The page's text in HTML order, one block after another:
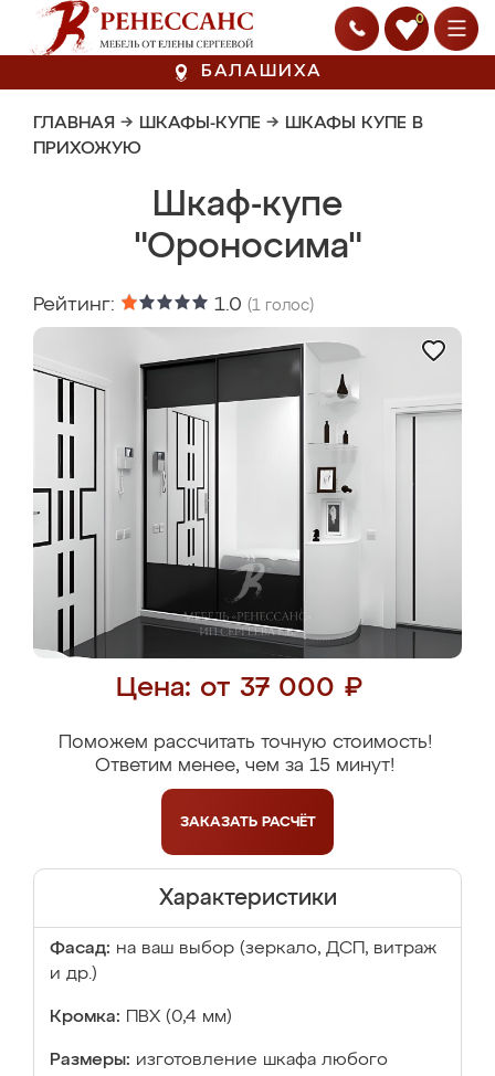
0
БАЛАШИХА
ГЛАВНАЯ → ШКАФЫ-КУПЕ → ШКАФЫ КУПЕ В
ПРИХОЖУЮ
Шкаф-купе
"Ороносима"
Рейтинг: 1.0 (1 голос)
Цена: от 37 000 ₽
Поможем рассчитать точную стоимость!
Ответим менее, чем за 15 минут!
ЗАКАЗАТЬ РАСЧЁТ
Характеристики
Фасад: на ваш выбор (зеркало, ДСП, витраж
и др.)
Кромка: ПВХ (0,4 мм)
Размеры: изготовление шкафа любого